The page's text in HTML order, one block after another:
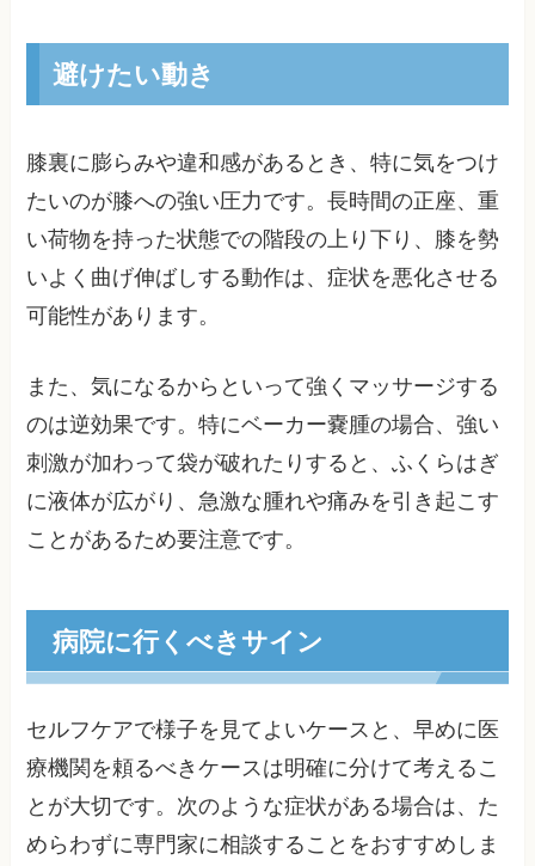
避けたい動き
膝裏に膨らみや違和感があるとき、特に気をつけ
たいのが膝への強い圧力です。長時間の正座、重
い荷物を持った状態での階段の上り下り、膝を勢
いよく曲げ伸ばしする動作は、症状を悪化させる
可能性があります。
また、気になるからといって強くマッサージする
のは逆効果です。特にベーカー嚢腫の場合、強い
刺激が加わって袋が破れたりすると、ふくらはぎ
に液体が広がり、急激な腫れや痛みを引き起こす
ことがあるため要注意です。
病院に行くべきサイン
セルフケアで様子を見てよいケースと、早めに医
療機関を頼るべきケースは明確に分けて考えるこ
とが大切です。次のような症状がある場合は、た
めらわずに専門家に相談することをおすすめしま